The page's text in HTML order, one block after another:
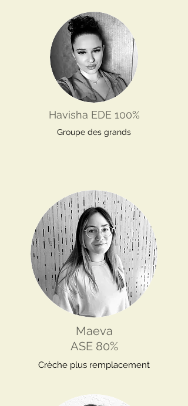
Havisha EDE 100%
Groupe des grands
Maeva
ASE 80%
Crèche plus remplacement